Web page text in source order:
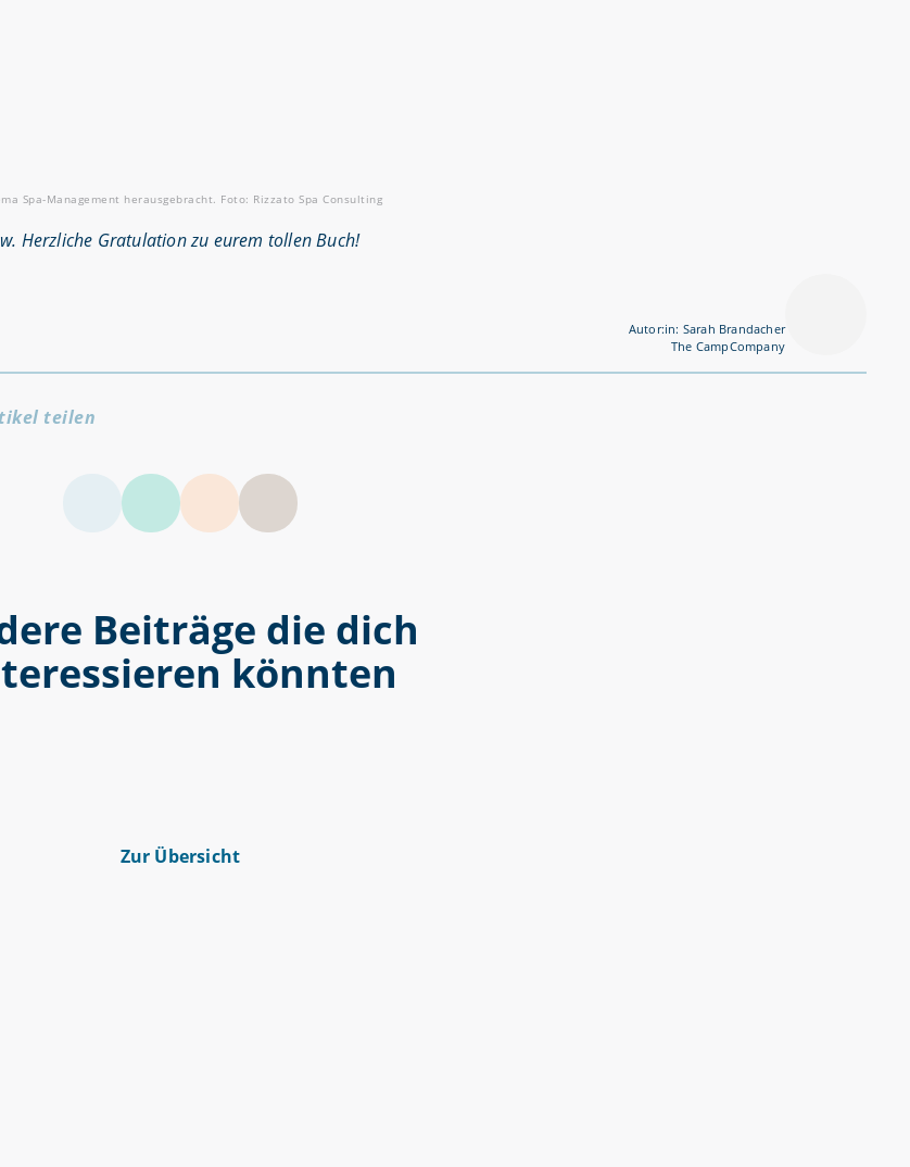
Spa-Management herausgebracht. Foto: Rizzato Spa Consulting
Herzliche Gratulation zu eurem tollen Buch!
Autor:in: Sarah Brandacher
The CampCompany
teilen
LinkedIn
Facebook
Twitter
Beiträge die dich
könnten
Zur Übersicht